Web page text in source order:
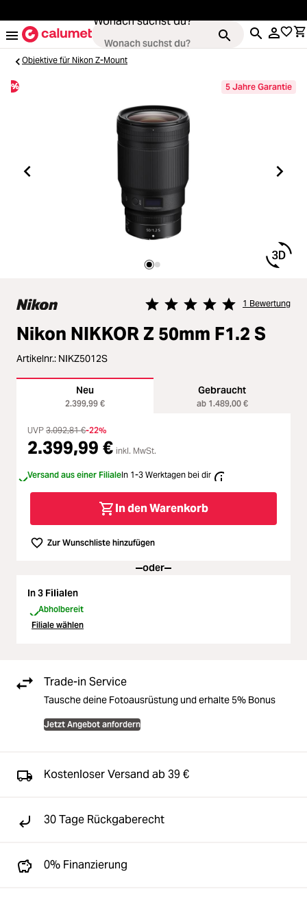
Wonach suchst du?
Loading... Objektive
Loading... Video & Drohnen
Stative & Gimbals
Loading... Zubehör
Loading... Licht & Studio
Loading... Bildbearbeitung
Loading... Ferngläser
Loading... Second Hand
Loading...
Loading...
Objektive für Nikon Z-Mount
% 5 Jahre Garantie
Durchschnittliche Bewertung
1 Bewertung
Nikon NIKKOR Z 50mm F1.2 S
Artikelnr.: NIKZ5012S
Neu
2.399,99 €
Gebraucht
ab 1.489,00 €
UVP 3.092,81 €-22%
2.399,99 € inkl. MwSt.
Versand aus einer FilialeIn 1-3 Werktagen bei dir
In den Warenkorb
Zur Wunschliste hinzufügen
oder
In 3 Filialen
Abholbereit
Filiale wählen
Trade-in Service
Tausche deine Fotoausrüstung und erhalte 5% Bonus
Jetzt Angebot anfordern
Kostenloser Versand ab 39 €
30 Tage Rückgaberecht
0% Finanzierung